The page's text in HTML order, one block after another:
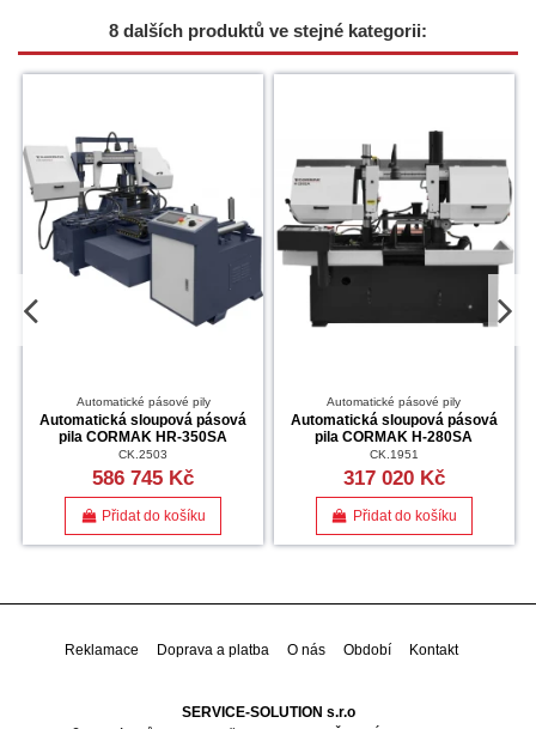
8 dalších produktů ve stejné kategorii:
Automatické pásové pily
Automatická sloupová pásová
pila CORMAK HR-350SA
CK.2503
586 745 Kč
Přidat do košíku
Automatické pásové pily
Automatická sloupová pásová
pila CORMAK H-280SA
CK.1951
317 020 Kč
Přidat do košíku
Reklamace Doprava a platba O nás Období Kontakt
SERVICE-SOLUTION s.r.o